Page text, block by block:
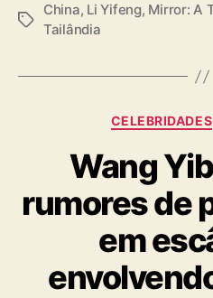
T
s
China, Li Yifeng, Mirror: A
Tailândia
C
t
e
g
o
r
i
a
CELEBRIDADES
Wang
rumores de
em